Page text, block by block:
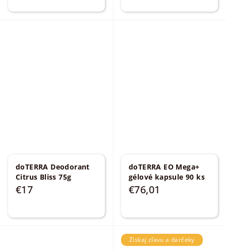
doTERRA Deodorant
Citrus Bliss 75g
€17
doTERRA EO Mega+
gélové kapsule 90 ks
€76,01
Získaj zľavu a darčeky